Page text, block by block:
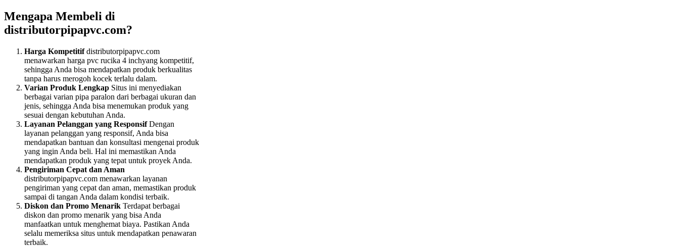
Mengapa Membeli di
distributorpipapvc.com?
Harga Kompetitifdistributorpipapvc.com
menawarkan harga pvc rucika 4 inchyang kompetitif,
sehingga Anda bisa mendapatkan produk berkualitas
tanpa harus merogoh kocek terlalu dalam.
Varian Produk Lengkap Situs ini menyediakan
berbagai varian pipa paralon dari berbagai ukuran dan
jenis, sehingga Anda bisa menemukan produk yang
sesuai dengan kebutuhan Anda.
Layanan Pelanggan yang ResponsifDengan
layanan pelanggan yang responsif, Anda bisa
mendapatkan bantuan dan konsultasi mengenai produk
yang ingin Anda beli. Hal ini memastikan Anda
mendapatkan produk yang tepat untuk proyek Anda.
Pengiriman Cepat dan Aman
distributorpipapvc.com menawarkan layanan
pengiriman yang cepat dan aman, memastikan produk
sampai di tangan Anda dalam kondisi terbaik.
Diskon dan Promo Menarik Terdapat berbagai
diskon dan promo menarik yang bisa Anda
manfaatkan untuk menghemat biaya. Pastikan Anda
selalu memeriksa situs untuk mendapatkan penawaran
terbaik.